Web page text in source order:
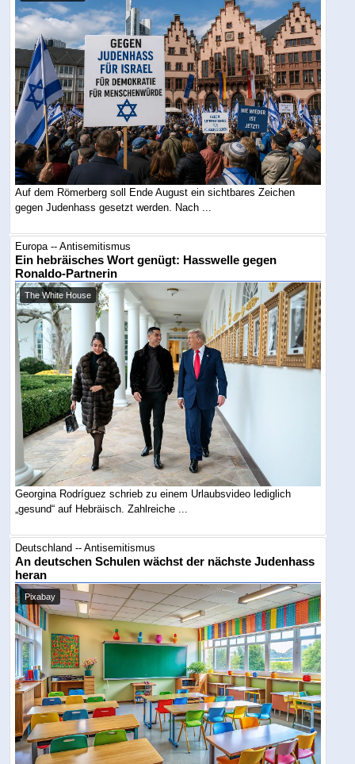
Auf dem Römerberg soll Ende August ein sichtbares Zeichen
gegen Judenhass gesetzt werden. Nach ...
Europa -- Antisemitismus
Ein hebräisches Wort genügt: Hasswelle gegen
Ronaldo-Partnerin
The White House
Georgina Rodríguez schrieb zu einem Urlaubsvideo lediglich
„gesund“ auf Hebräisch. Zahlreiche ...
Deutschland -- Antisemitismus
An deutschen Schulen wächst der nächste Judenhass
heran
Pixabay